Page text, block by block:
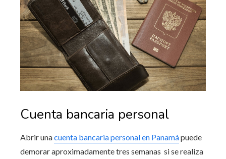
Cuenta bancaria personal
Abrir unacuenta bancaria personal en Panamápuede
demorar aproximadamente tres semanas si se realiza